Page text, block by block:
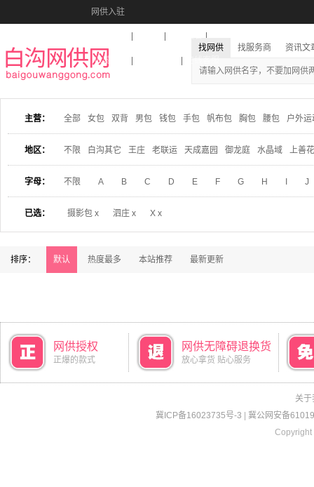
网供入驻
收藏本站
找网供 找服务商 资讯文
主营： 全部 女包 双背 男包 钱包 手包 帆布包 胸包 腰包 户外运
地区： 不限 白沟其它 王庄 老联运 天成嘉园 御龙庭 水晶域 上善
字母： 不限 A B C D E F G H J
已选： 摄影包 x 泗庄 x X x
排序： 默认 热度最多 本站推荐 最新更新
网供授权
正爆的款式
网供无障碍退换货
放心拿货 贴心服务
关于
冀ICP备16023735号-3
冀公网安备